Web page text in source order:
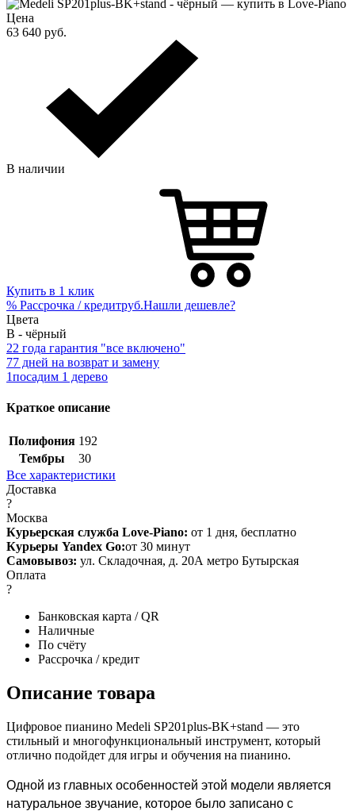
Цена
63 640 руб.
В наличии
Купить в 1 клик
% Рассрочка / кредитруб.Нашли дешевле?
Цвета
B - чёрный
22 года гарантия "все включено"
77 дней на возврат и замену
1посадим 1 дерево
Краткое описание
Полифония 192
Тембры
30
Все характеристики
Доставка
?
Москва
Курьерская служба Love-Piano: от 1 дня, бесплатно
Курьеры Yandex Go:от 30 минут
Самовывоз: ул. Складочная, д. 20А метро Бутырская
Оплата
?
Банковская карта / QR
Наличные
По счёту
Рассрочка / кредит
Описание товара
Цифровое пианино Medeli SP201plus-BK+stand — это
стильный и многофункциональный инструмент, который
отлично подойдет для игры и обучения на пианино.
Одной из главных особенностей этой модели является
натуральное звучание, которое было записано с